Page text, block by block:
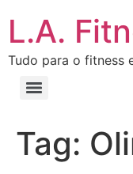
L.A.
Tudo para o fitness
Tag: